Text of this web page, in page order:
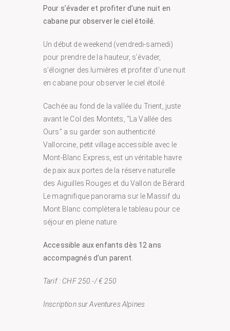
Pour s’évader et profiter d’une nuit en
cabane pur observer le ciel étoilé.
Un début de weekend (vendredi-samedi)
pour prendre de la hauteur, s’évader,
s’éloigner des lumières et profiter d’une nuit
en cabane pour observer le ciel étoilé.
Cachée au fond de la vallée du Trient, juste
avant le Col des Montets, “La Vallée des
Ours” a su garder son authenticité.
Vallorcine, petit village accessible avec le
Mont-Blanc Express, est un véritable havre
de paix aux portes de la réserve naturelle
des Aiguilles Rouges et du Vallon de Bérard.
Le magnifique panorama sur le Massif du
Mont Blanc complètera le tableau pour ce
séjour en pleine nature.
Accessible aux enfants dès 12 ans
accompagnés d’un parent.
Tarif : CHF 250.-/ € 250
Inscription surAventures Alpines